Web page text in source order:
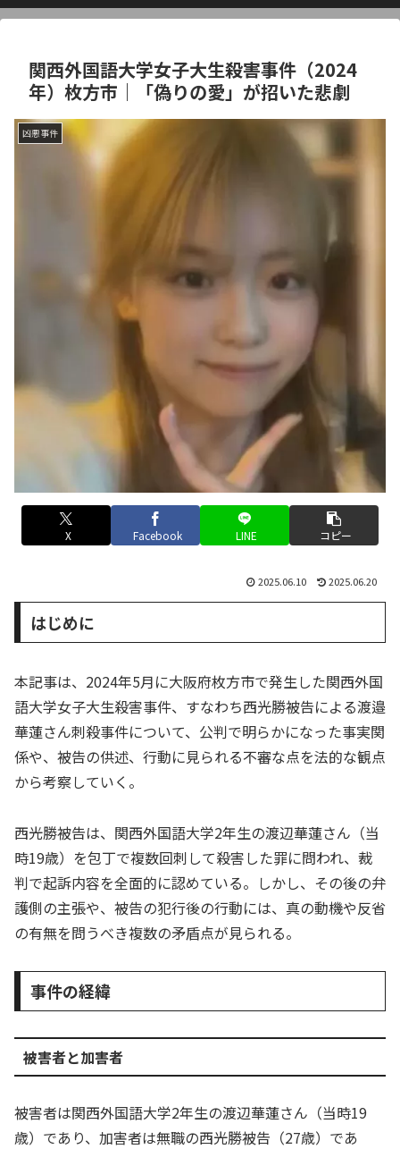
関西外国語大学女子大生殺害事件（2024
年）枚方市｜「偽りの愛」が招いた悲劇
凶悪事件
X Facebook LINE コピー
2025.06.10 2025.06.20
はじめに
本記事は、2024年5月に大阪府枚方市で発生した関西外国
語大学女子大生殺害事件、すなわち西光勝被告による渡邉
華蓮さん刺殺事件について、公判で明らかになった事実関
係や、被告の供述、行動に見られる不審な点を法的な観点
から考察していく。
西光勝被告は、関西外国語大学2年生の渡辺華蓮さん（当
時19歳）を包丁で複数回刺して殺害した罪に問われ、裁
判で起訴内容を全面的に認めている。しかし、その後の弁
護側の主張や、被告の犯行後の行動には、真の動機や反省
の有無を問うべき複数の矛盾点が見られる。
事件の経緯
被害者と加害者
被害者は関西外国語大学2年生の渡辺華蓮さん（当時19
歳）であり、加害者は無職の西光勝被告（27歳）であ